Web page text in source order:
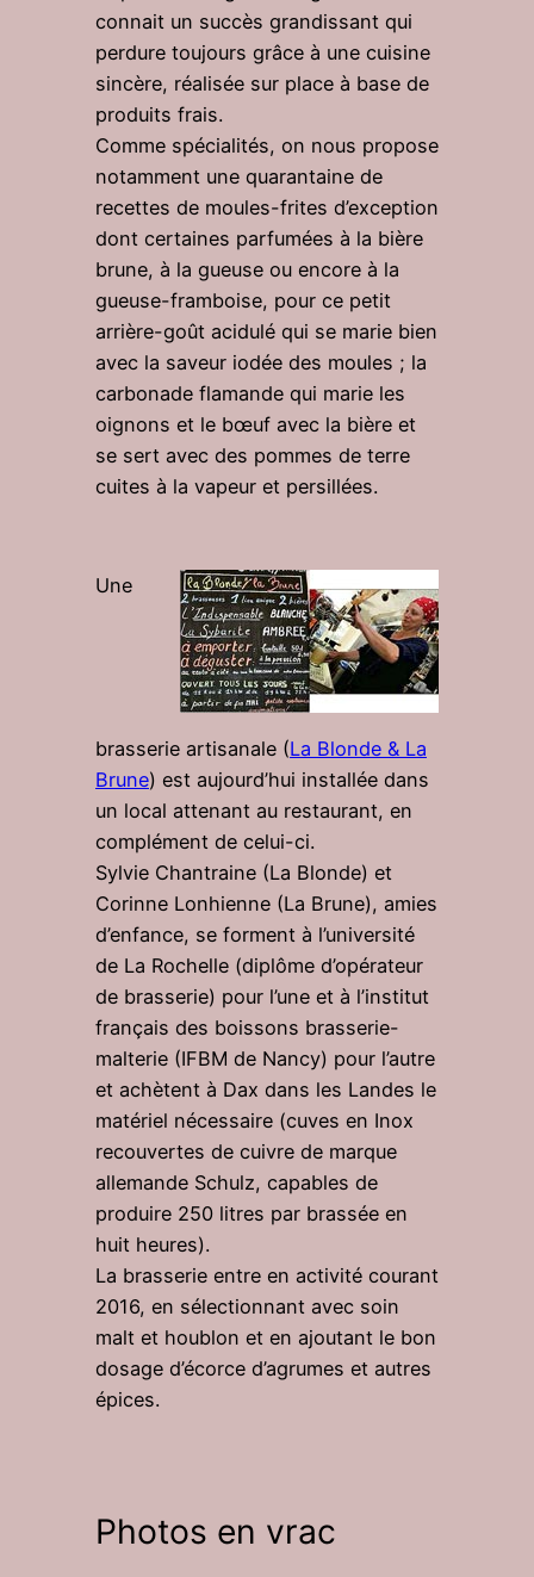
connait un succès grandissant qui
perdure toujours grâce à une cuisine
sincère, réalisée sur place à base de
produits frais.
Comme spécialités, on nous propose
notamment une quarantaine de
recettes de moules-frites d’exception
dont certaines parfumées à la bière
brune, à la gueuse ou encore à la
gueuse-framboise, pour ce petit
arrière-goût acidulé qui se marie bien
avec la saveur iodée des moules ; la
carbonade flamande qui marie les
oignons et le bœuf avec la bière et
se sert avec des pommes de terre
cuites à la vapeur et persillées.
Une
brasserie artisanale (La Blonde & La
Brune) est aujourd’hui installée dans
un local attenant au restaurant, en
complément de celui-ci.
Sylvie Chantraine (La Blonde) et
Corinne Lonhienne (La Brune), amies
d’enfance, se forment à l’université
de La Rochelle (diplôme d’opérateur
de brasserie) pour l’une et à l’institut
français des boissons brasserie-
malterie (IFBM de Nancy) pour l’autre
et achètent à Dax dans les Landes le
matériel nécessaire (cuves en Inox
recouvertes de cuivre de marque
allemande Schulz, capables de
produire 250 litres par brassée en
huit heures).
La brasserie entre en activité courant
2016, en sélectionnant avec soin
malt et houblon et en ajoutant le bon
dosage d’écorce d’agrumes et autres
épices.
Photos en vrac